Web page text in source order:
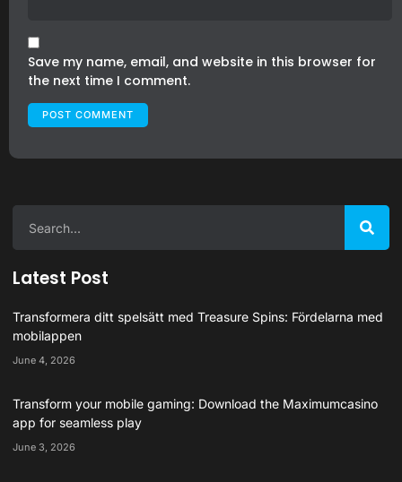
Save my name, email, and website in this browser for
the next time I comment.
Latest Post
Transformera ditt spelsätt med Treasure Spins: Fördelarna med
mobilappen
June 4, 2026
Transform your mobile gaming: Download the Maximumcasino
app for seamless play
June 3, 2026